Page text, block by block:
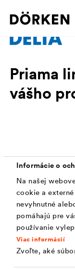
Informácie o
Na našej
cookie a
nevyhnutné
pomáhajú pre
používanie
Viac informácií
Zvoľte, aké
Priama
vášho
vedieť, kedy
odbornosť a
kontaktom v
Sme radi, že